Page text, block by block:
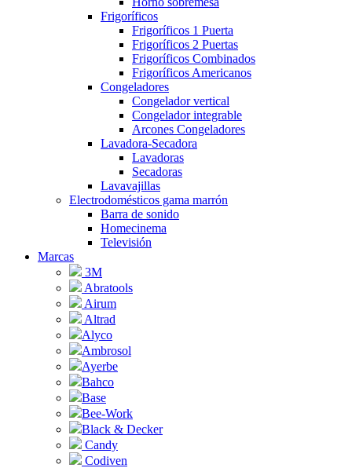
Frigoríficos
Frigoríficos 1 Puerta
Frigoríficos 2 Puertas
Frigoríficos Combinados
Frigoríficos Americanos
Congeladores
Congelador vertical
Congelador integrable
Arcones Congeladores
Lavadora-Secadora
Lavadoras
Secadoras
Lavavajillas
Electrodomésticos gama marrón
Barra de sonido
Homecinema
Televisión
Marcas
3M
Abratools
Airum
Altrad
Alyco
Ambrosol
Ayerbe
Bahco
Base
Bee-Work
Black & Decker
Candy
Codiven